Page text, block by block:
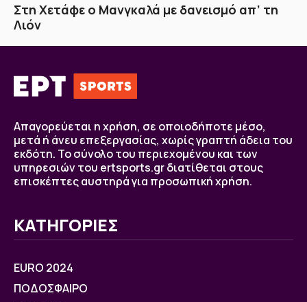
Στη Χετάφε ο Μανγκαλά με δανεισμό απ’ τη
Λιόν
Απαγορεύεται η χρήση, σε οποιοδήποτε μέσο,
μετά ή άνευ επεξεργασίας, χωρίς γραπτή άδεια του
εκδότη. Το σύνολο του περιεχομένου και των
υπηρεσιών του ertsports.gr διατίθεται στους
επισκέπτες αυστηρά για προσωπική χρήση.
ΚΑΤΗΓΟΡΙΕΣ
EURO 2024
ΠΟΔΟΣΦΑΙΡΟ